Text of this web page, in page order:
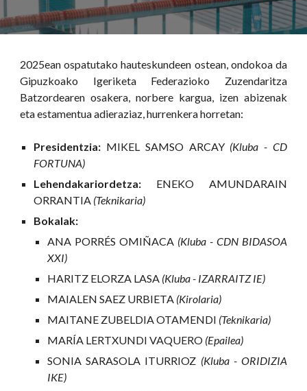
2025ean ospatutako hauteskundeen ostean, ondokoa da
Gipuzkoako Igeriketa Federazioko Zuzendaritza
Batzordearen osakera, norbere kargua, izen abizenak
eta estamentua adieraziaz, hurrenkera horretan:
Presidentzia: MIKEL SAMSO ARCAY(Kluba - CD
FORTUNA)
Lehendakariordetza: ENEKO AMUNDARAIN
ORRANTIA (Teknikaria)
Bokalak:
ANA PORRÉS OMIÑACA (Kluba - CDN BIDASOA
XXI)
HARITZ ELORZA LASA (Kluba - IZARRAITZ IE)
MAIALEN SAEZ URBIETA (Kirolaria)
MAITANE ZUBELDIA OTAMENDI (Teknikaria)
MARÍA LERTXUNDI VAQUERO (Epailea)
SONIA SARASOLA ITURRIOZ (Kluba - ORIDIZIA
IKE)